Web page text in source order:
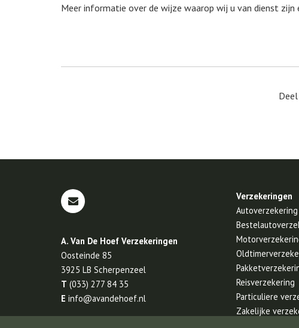
Meer informatie over de wijze waarop wij u van dienst
A. Van De Hoef Verzekeringen
Oosteinde 85
3925 LB Scherpenzeel
T (033) 277 84 35
E info@avandehoef.nl
Verzekeringen
Autoverzekering
Reisverzekering
Particuliere
Zakelijke